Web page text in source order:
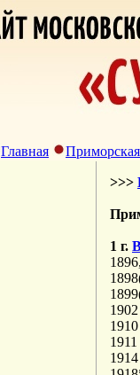
Главная Приморская
>>>
1 г.